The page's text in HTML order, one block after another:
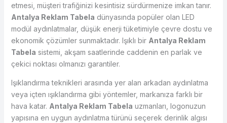
etmesi, müşteri trafiğinizi kesintisiz sürdürmenize imkan tanır.
Antalya Reklam Tabela dünyasında popüler olan LED
modül aydınlatmalar, düşük enerji tüketimiyle çevre dostu ve
ekonomik çözümler sunmaktadır. Işıklı bir Antalya Reklam
Tabela sistemi, akşam saatlerinde caddenin en parlak ve
çekici noktası olmanızı garantiler.
Işıklandırma teknikleri arasında yer alan arkadan aydınlatma
veya içten ışıklandırma gibi yöntemler, markanıza farklı bir
hava katar. Antalya Reklam Tabela uzmanları, logonuzun
yapısına en uygun aydınlatma türünü seçerek derinlik algısı